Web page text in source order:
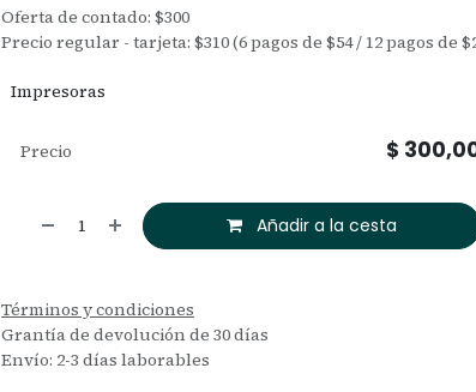
Oferta de contado: $300
Precio regular - tarjeta: $310 (6 pagos de $54 / 12 pagos de
Impresoras
Añadir a la cesta
Precio $
Términos y condiciones
Grantía de devolución de 30 días
Envío: 2-3 días laborables